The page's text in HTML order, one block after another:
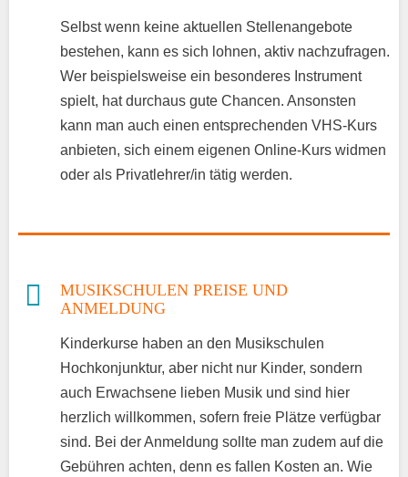
Selbst wenn keine aktuellen Stellenangebote
bestehen, kann es sich lohnen, aktiv nachzufragen.
Wer beispielsweise ein besonderes Instrument
spielt, hat durchaus gute Chancen. Ansonsten
kann man auch einen entsprechenden VHS-Kurs
anbieten, sich einem eigenen Online-Kurs widmen
oder als Privatlehrer/in tätig werden.
MUSIKSCHULEN PREISE UND
ANMELDUNG
Kinderkurse haben an den Musikschulen
Hochkonjunktur, aber nicht nur Kinder, sondern
auch Erwachsene lieben Musik und sind hier
herzlich willkommen, sofern freie Plätze verfügbar
sind. Bei der Anmeldung sollte man zudem auf die
Gebühren achten, denn es fallen Kosten an. Wie